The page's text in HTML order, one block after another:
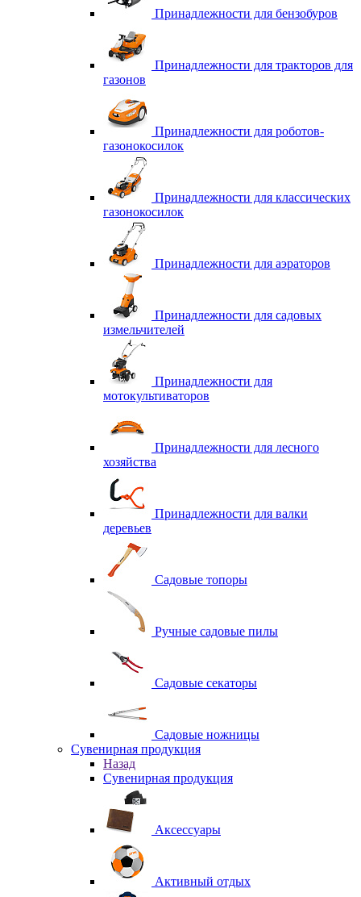
Принадлежности для бензобуров
Принадлежности для тракторов для
газонов
Принадлежности для роботов-
газонокосилок
Принадлежности для классических
газонокосилок
Принадлежности для аэраторов
Принадлежности для садовых
измельчителей
Принадлежности для
мотокультиваторов
Принадлежности для лесного
хозяйства
Принадлежности для валки
деревьев
Садовые топоры
Ручные садовые пилы
Садовые секаторы
Садовые ножницы
Сувенирная продукция
Назад
Сувенирная продукция
Аксессуары
Активный отдых